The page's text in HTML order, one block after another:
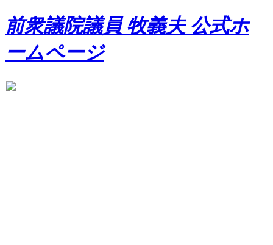
前衆議院議員 牧義夫 公式ホ
ームページ